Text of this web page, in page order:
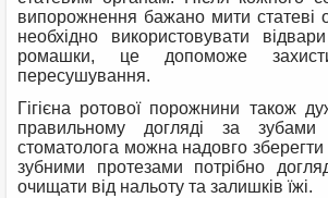
випорожнення бажано мити статеві
необхідно використовувати
ромашки, це допоможе
пересушування.
Гігієна ротової порожнини також
правильному догляді за зубами
стоматолога можна надовго зберегти
зубними протезами потрібно
очищати від нальоту та залишків їжі.